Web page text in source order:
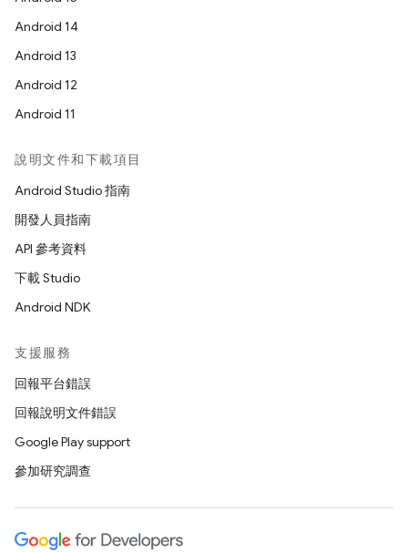
Android 14
Android 13
Android 12
Android 11
說明文件和下載項目
Android Studio 指南
開發人員指南
API 參考資料
下載 Studio
Android NDK
支援服務
回報平台錯誤
回報說明文件錯誤
Google Play support
參加研究調查